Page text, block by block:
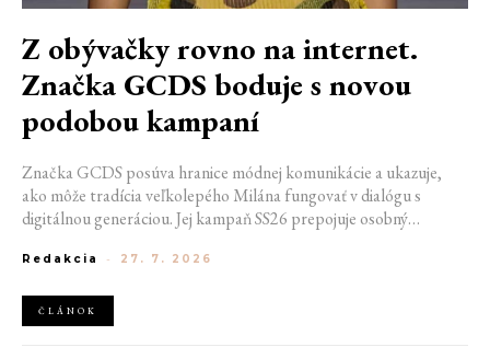
Z obývačky rovno na internet.
Značka GCDS boduje s novou
podobou kampaní
Značka GCDS posúva hranice módnej komunikácie a ukazuje,
ako môže tradícia veľkolepého Milána fungovať v dialógu s
digitálnou generáciou. Jej kampaň SS26 prepojuje osobný
spôsob, akým dnes módu vnímame a zdieľame. Zároveň
trendy a vytvárať autentické spojenie medzi módou, digitálnym
prostredím a každodenným životom mladej generácie.
Redakcia - 27. 7. 2026
ČLÁNOK